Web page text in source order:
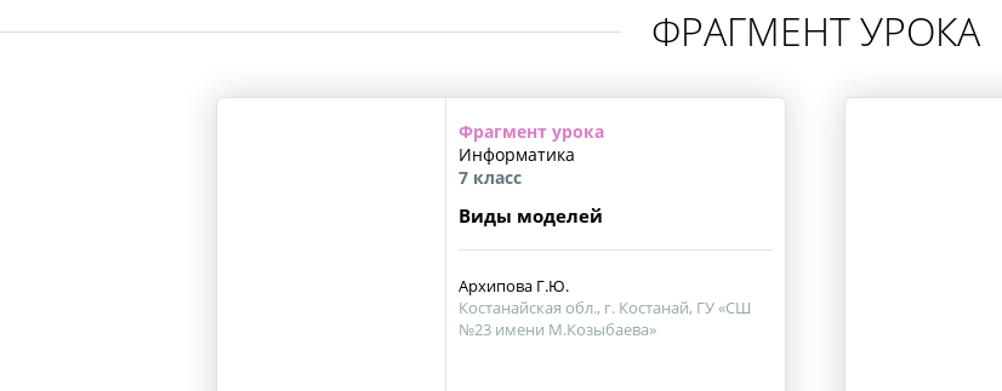
ФРАГМЕНТ УРОКА
Фрагмент урока
Информатика
7 класс
Виды моделей
Архипова Г.Ю.
Костанайская обл., г. Костанай, ГУ «СШ
№23 имени М.Козыбаева»